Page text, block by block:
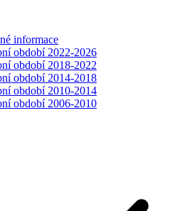
informace
období 2022-2026
období 2018-2022
období 2014-2018
období 2010-2014
období 2006-2010